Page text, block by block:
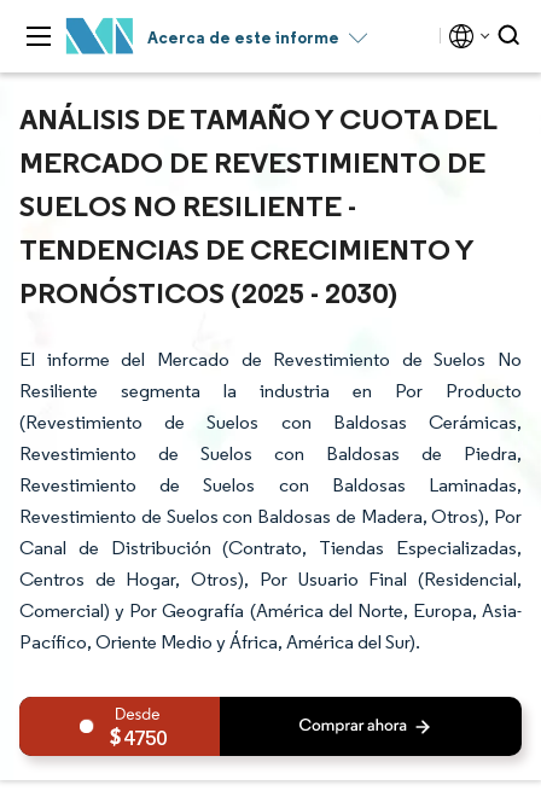
Acerca de este informe
ANÁLISIS DE TAMAÑO Y CUOTA DEL
MERCADO DE REVESTIMIENTO DE
SUELOS NO RESILIENTE -
TENDENCIAS DE CRECIMIENTO Y
PRONÓSTICOS (2025 - 2030)
El informe del Mercado de Revestimiento de Suelos No
Resiliente segmenta la industria en Por Producto
(Revestimiento de Suelos con Baldosas Cerámicas,
Revestimiento de Suelos con Baldosas de Piedra,
Revestimiento de Suelos con Baldosas Laminadas,
Revestimiento de Suelos con Baldosas de Madera, Otros), Por
Canal de Distribución (Contrato, Tiendas Especializadas,
Centros de Hogar, Otros), Por Usuario Final (Residencial,
Comercial) y Por Geografía (América del Norte, Europa, Asia-
Pacífico, Oriente Medio y África, América del Sur).
4750